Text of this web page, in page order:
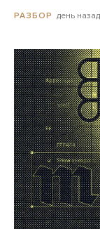
РАЗБОР день назад